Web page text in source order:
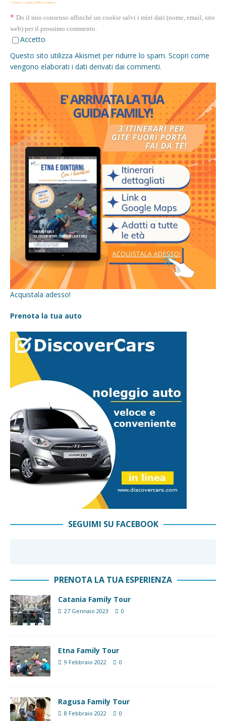
* Questa casella GDPR è richiesta
* Do il mio consenso affinché un cookie salvi i miei dati (nome, email, sito
web) per il prossimo commento.
Accetto
Questo sito utilizza Akismet per ridurre lo spam. Scopri come
vengono elaborati i dati derivati dai commenti.
Acquistala adesso!
Prenota la tua auto
SEGUIMI SU FACEBOOK
PRENOTA LA TUA ESPERIENZA
Catania Family Tour
27 Gennaio 2023 0
Etna Family Tour
9 Febbraio 2022 0
Ragusa Family Tour
8 Febbraio 2022 0